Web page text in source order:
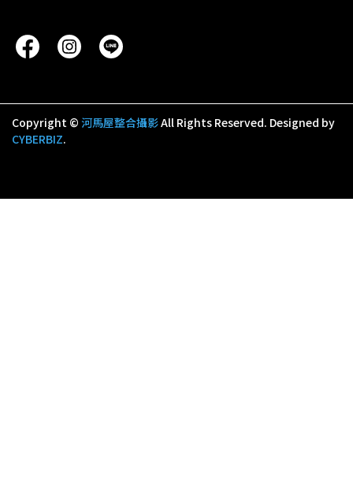
Copyright © 河馬屋整合攝影All Rights Reserved. Designed by
CYBERBIZ.